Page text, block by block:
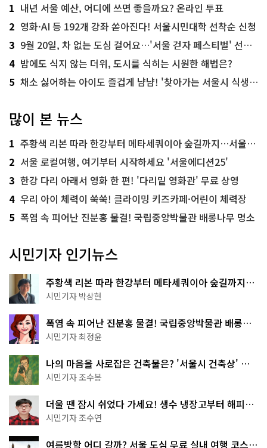
1 내년 서울 예산, 어디에 쓰면 좋을까요? 온라인 투표
2 영화·AI 등 192개 강좌 쏟아진다! 서울시민대학 선착순 신청
3 9월 20일, 차 없는 도심 걸어요…'서울 걷자 페스티벌' 선착순 5천명
4 밤에도 식지 않는 더위, 도시를 식히는 시원한 해법은?
5 채소 싫어하는 아이도 즐겁게 냠냠! '찾아가는 서울시 식생활 교육' 현장
많이 본 뉴스
1 주황색 리본 따라 한강부터 메타세쿼이아 숲길까지…서울둘레길 15코스
2 서울 로컬여행, 여기부터 시작하세요 '서울에디션25'
3 한강 다리 아래서 영화 한 편! '다리밑 영화관' 무료 상영
4 우리 아이 체력이 쑥쑥! 클라이밍 키즈카페·어린이 체력장
5 폭염 속 피어난 진분홍 물결! 국립중앙박물관 배롱나무 명소
시민기자 인기뉴스
주황색 리본 따라 한강부터 메타세쿼이아 숲길까지…
서울둘레길 15코스
시민기자 박상현
폭염 속 피어난 진분홍 물결! 국립중앙박물관 배롱나
무 명소
시민기자 최정윤
나의 마음을 사로잡은 건축물은? '서울시 건축상' 수
상작 공개!
시민기자 조수봉
더울 땐 잠시 쉬었다 가세요! 생수 냉장고부터 해피소
·무더위쉼터까지
시민기자 조수연
여름방학 어디 갈까? 서울 도심 무료 실내 여행 코스